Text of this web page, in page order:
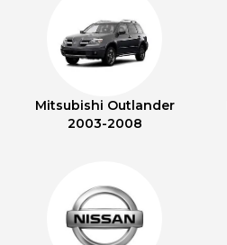
Mitsubishi Outlander
2003-2008